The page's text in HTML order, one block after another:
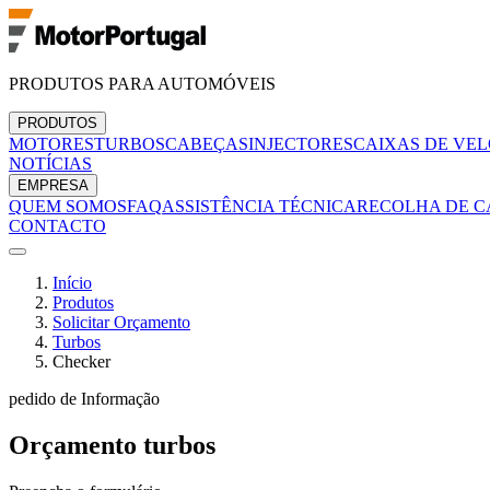
PRODUTOS PARA AUTOMÓVEIS
PRODUTOS
MOTORESTURBOSCABEÇASINJECTORESCAIXAS DE
NOTÍCIAS
EMPRESA
QUEM SOMOSFAQASSISTÊNCIA TÉCNICARECOLHA DE
CONTACTO
Início
Produtos
Solicitar Orçamento
Turbos
Checker
pedido de Informação
Orçamento turbos